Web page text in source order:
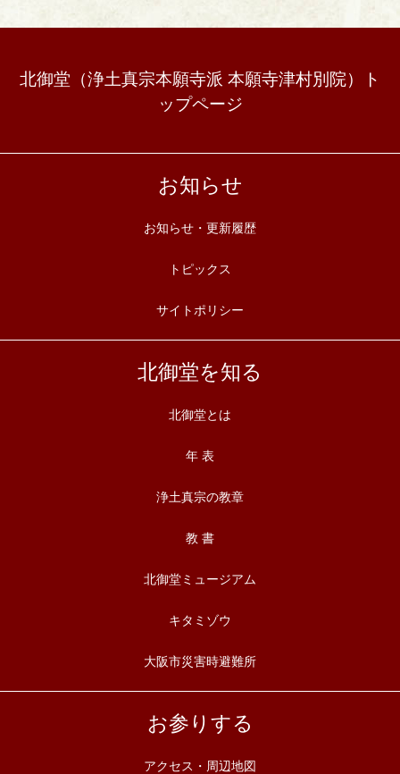
北御堂（浄土真宗本願寺派 本願寺津村別院）ト
ップページ
お知らせ
お知らせ・更新履歴
トピックス
サイトポリシー
北御堂を知る
北御堂とは
年 表
浄土真宗の教章
教 書
北御堂ミュージアム
キタミゾウ
大阪市災害時避難所
お参りする
アクセス・周辺地図